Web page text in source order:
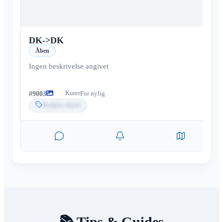
DK->DK
Åben
Ingen beskrivelse angivet
#9003 KurerFor nylig